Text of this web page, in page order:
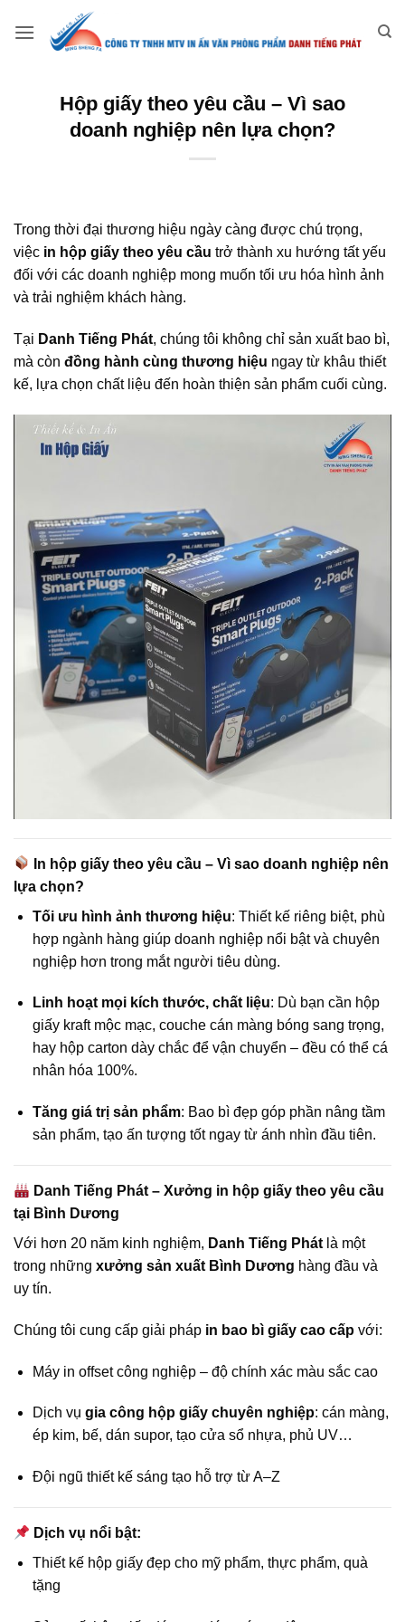
qua
Hộp giấy theo yêu cầu – Vì sao
doanh nghiệp nên lựa chọn?
Trong thời đại thương hiệu ngày càng được chú trọng,
việc in hộp giấy theo yêu cầu trở thành xu hướng tất yếu
đối với các doanh nghiệp mong muốn tối ưu hóa hình ảnh
và trải nghiệm khách hàng.
Tại Danh Tiếng Phát, chúng tôi không chỉ sản xuất bao bì,
mà còn đồng hành cùng thương hiệu ngay từ khâu thiết
kế, lựa chọn chất liệu đến hoàn thiện sản phẩm cuối cùng.
In hộp giấy theo yêu cầu – Vì sao doanh nghiệp nên
lựa chọn?
Tối ưu hình ảnh thương hiệu: Thiết kế riêng biệt, phù
hợp ngành hàng giúp doanh nghiệp nổi bật và chuyên
nghiệp hơn trong mắt người tiêu dùng.
Linh hoạt mọi kích thước, chất liệu: Dù bạn cần hộp
giấy kraft mộc mạc, couche cán màng bóng sang trọng,
hay hộp carton dày chắc để vận chuyển – đều có thể cá
nhân hóa 100%.
Tăng giá trị sản phẩm: Bao bì đẹp góp phần nâng tầm
sản phẩm, tạo ấn tượng tốt ngay từ ánh nhìn đầu tiên.
Danh Tiếng Phát – Xưởng in hộp giấy theo yêu cầu
tại Bình Dương
Với hơn 20 năm kinh nghiệm, Danh Tiếng Phát là một
trong những xưởng sản xuất Bình Dương hàng đầu và
uy tín.
Chúng tôi cung cấp giải pháp in bao bì giấy cao cấp với:
Máy in offset công nghiệp – độ chính xác màu sắc cao
Dịch vụ gia công hộp giấy chuyên nghiệp: cán màng,
ép kim, bế, dán supor, tạo cửa sổ nhựa, phủ UV…
Đội ngũ thiết kế sáng tạo hỗ trợ từ A–Z
Dịch vụ nổi bật:
Thiết kế hộp giấy đẹp cho mỹ phẩm, thực phẩm, quà
tặng